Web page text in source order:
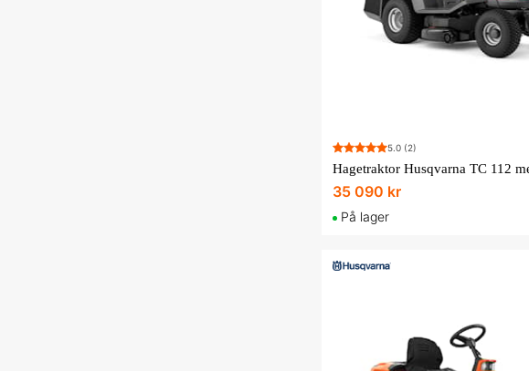
5.0 (2)
35 090 kr
På lager